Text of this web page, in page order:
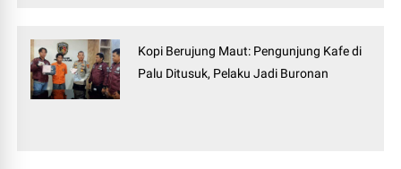
Kopi Berujung Maut: Pengunjung Kafe di
Palu Ditusuk, Pelaku Jadi Buronan